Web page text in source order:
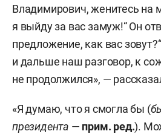
Владимирович, женитесь на
я выйду за вас замуж!“ Он
предложение, как вас
и дальше наш разговор, к
не продолжился», —
«Я думаю, что я смогла бы (
президента — прим. ред.).